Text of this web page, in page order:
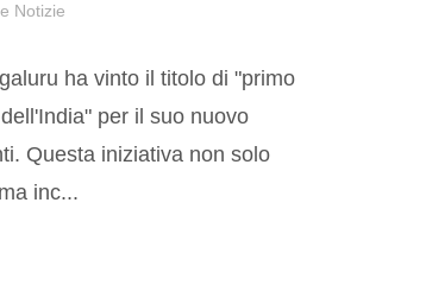
Notizie
ha vinto il titolo di "primo
per il suo nuovo
Questa iniziativa non solo
inc...